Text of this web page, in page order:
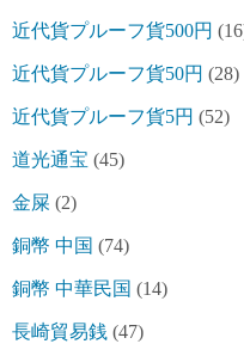
近代貨プルーフ貨500円
近代貨プルーフ貨50円 (28)
近代貨プルーフ貨5円 (52)
道光通宝 (45)
金屎 (2)
銅幣 中国 (74)
銅幣 中華民国 (14)
長崎貿易銭 (47)